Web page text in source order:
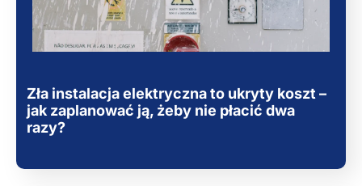
Zła instalacja elektryczna to ukryty koszt –
jak zaplanować ją, żeby nie płacić dwa
razy?